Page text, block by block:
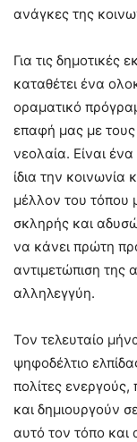
ανάγκες της
Για τις δημοτικές
καταθέτει ένα
οραματικό
επαφή μας με τους
νεολαία. Είναι
ίδια την κοινωνία
μέλλον του τόπου
σκληρής και
να κάνει πρώτη
αντιμετώπιση της
αλληλεγγύη.
Τον τελευταίο
ψηφοδέλτιο
πολίτες ενεργούς,
και δημιουργούν
αυτό τον τόπο και